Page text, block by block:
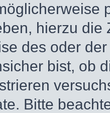
hierzu die
des oder
bist, ob
Bitte